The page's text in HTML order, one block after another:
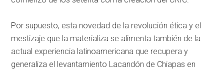
Por supuesto, esta novedad de la revolución ética y el
mestizaje que la materializa se alimenta también de la
actual experiencia latinoamericana que recupera y
generaliza el levantamiento Lacandón de Chiapas en